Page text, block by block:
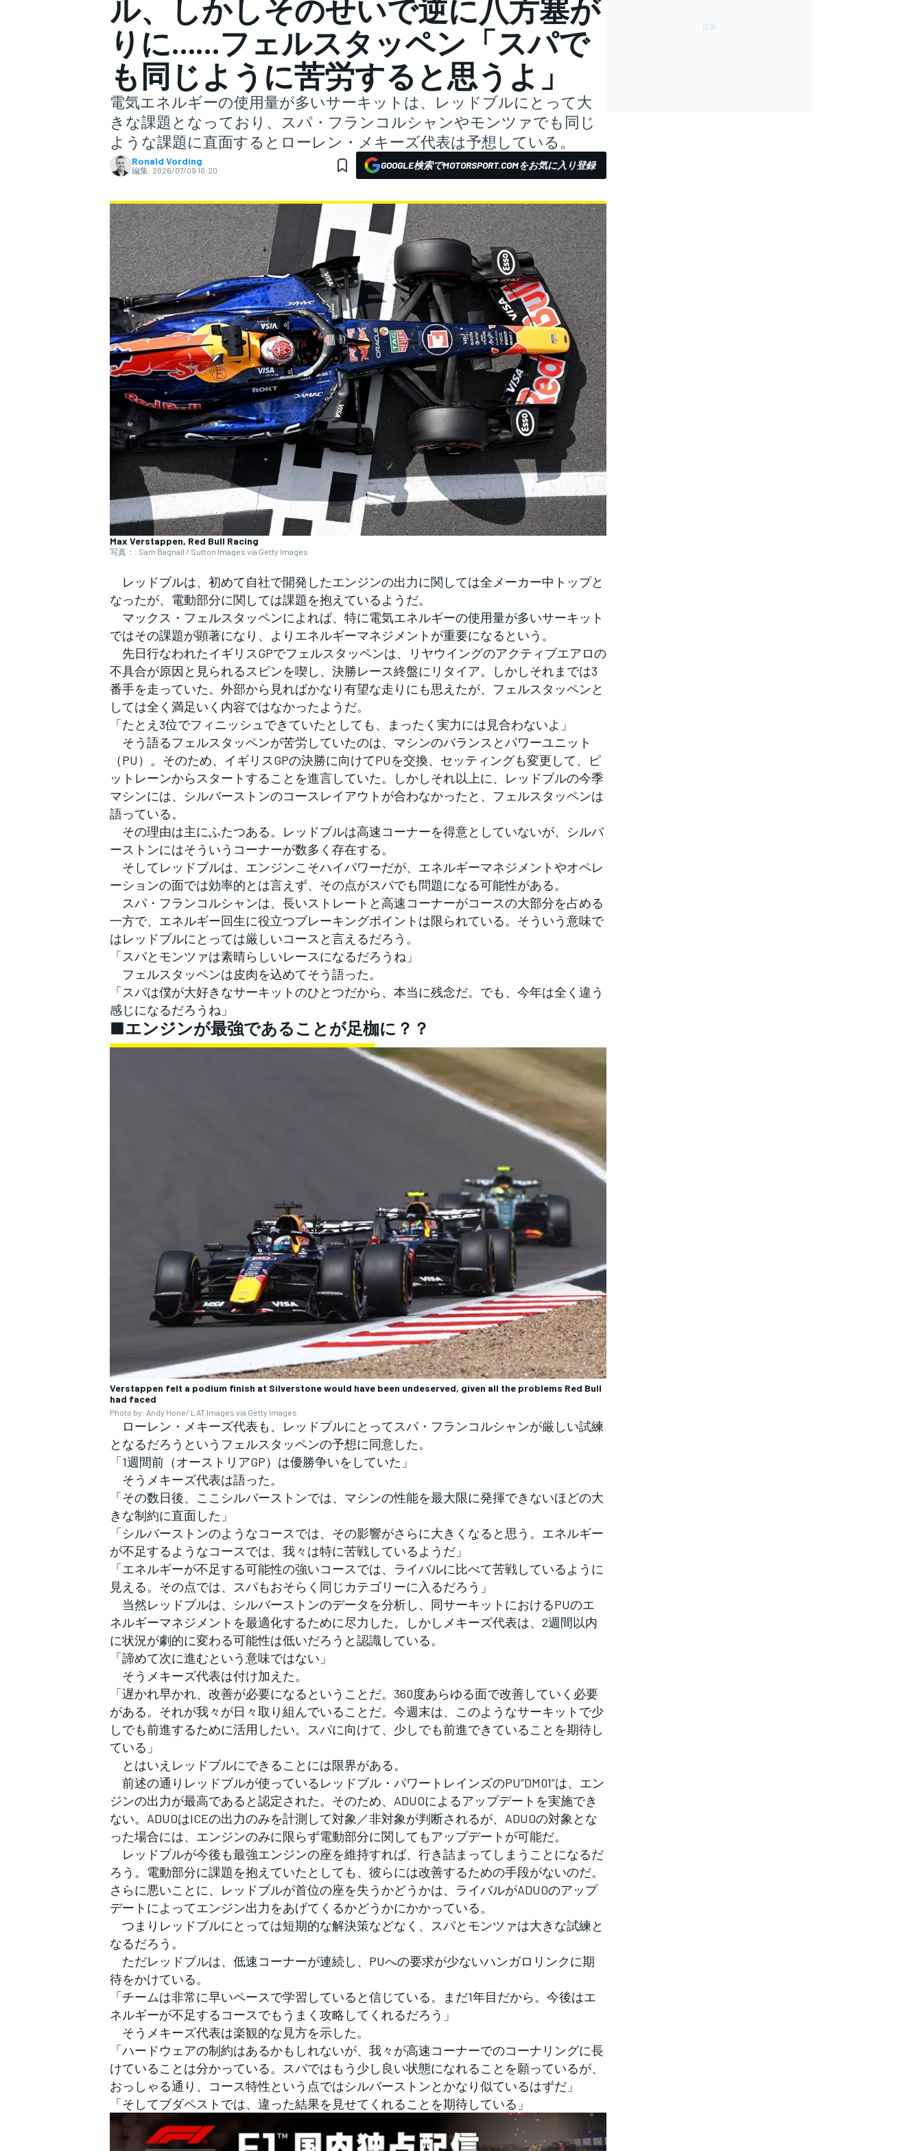
スーパーフォーミュラ
WEC
フォーミュラE
ル、しかしそのせいで逆に八方塞が
りに……フェルスタッペン「スパで
も同じように苦労すると思うよ」
電気エネルギーの使用量が多いサーキットは、レッドブルにとって大
きな課題となっており、スパ・フランコルシャンやモンツァでも同じ
ような課題に直面するとローレン・メキーズ代表は予想している。
Ronald Vording
編集: 2026/07/09 10:20 GOOGLE検索でMOTORSPORT.COMをお気に入り登録
Max Verstappen, Red Bull Racing
写真：: Sam Bagnall / Sutton Images via Getty Images
レッドブルは、初めて自社で開発したエンジンの出力に関しては全メーカー中トップと
なったが、電動部分に関しては課題を抱えているようだ。
マックス・フェルスタッペンによれば、特に電気エネルギーの使用量が多いサーキット
ではその課題が顕著になり、よりエネルギーマネジメントが重要になるという。
先日行なわれたイギリスGPでフェルスタッペンは、リヤウイングのアクティブエアロの
不具合が原因と見られるスピンを喫し、決勝レース終盤にリタイア。しかしそれまでは3
番手を走っていた。外部から見ればかなり有望な走りにも思えたが、フェルスタッペンと
しては全く満足いく内容ではなかったようだ。
「たとえ3位でフィニッシュできていたとしても、まったく実力には見合わないよ」
そう語るフェルスタッペンが苦労していたのは、マシンのバランスとパワーユニット
（PU）。そのため、イギリスGPの決勝に向けてPUを交換、セッティングも変更して、ピ
ットレーンからスタートすることを進言していた。しかしそれ以上に、レッドブルの今季
マシンには、シルバーストンのコースレイアウトが合わなかったと、フェルスタッペンは
語っている。
その理由は主にふたつある。レッドブルは高速コーナーを得意としていないが、シルバ
ーストンにはそういうコーナーが数多く存在する。
そしてレッドブルは、エンジンこそハイパワーだが、エネルギーマネジメントやオペレ
ーションの面では効率的とは言えず、その点がスパでも問題になる可能性がある。
スパ・フランコルシャンは、長いストレートと高速コーナーがコースの大部分を占める
一方で、エネルギー回生に役立つブレーキングポイントは限られている。そういう意味で
はレッドブルにとっては厳しいコースと言えるだろう。
「スパとモンツァは素晴らしいレースになるだろうね」
フェルスタッペンは皮肉を込めてそう語った。
「スパは僕が大好きなサーキットのひとつだから、本当に残念だ。でも、今年は全く違う
感じになるだろうね」
■エンジンが最強であることが足枷に？？
Verstappen felt a podium finish at Silverstone would have been undeserved, given all the problems Red Bull
had faced
Photo by: Andy Hone/ LAT Images via Getty Images
ローレン・メキーズ代表も、レッドブルにとってスパ・フランコルシャンが厳しい試練
となるだろうというフェルスタッペンの予想に同意した。
「1週間前（オーストリアGP）は優勝争いをしていた」
そうメキーズ代表は語った。
「その数日後、ここシルバーストンでは、マシンの性能を最大限に発揮できないほどの大
きな制約に直面した」
「シルバーストンのようなコースでは、その影響がさらに大きくなると思う。エネルギー
が不足するようなコースでは、我々は特に苦戦しているようだ」
「エネルギーが不足する可能性の強いコースでは、ライバルに比べて苦戦しているように
見える。その点では、スパもおそらく同じカテゴリーに入るだろう」
当然レッドブルは、シルバーストンのデータを分析し、同サーキットにおけるPUのエ
ネルギーマネジメントを最適化するために尽力した。しかしメキーズ代表は、2週間以内
に状況が劇的に変わる可能性は低いだろうと認識している。
「諦めて次に進むという意味ではない」
そうメキーズ代表は付け加えた。
「遅かれ早かれ、改善が必要になるということだ。360度あらゆる面で改善していく必要
がある。それが我々が日々取り組んでいることだ。今週末は、このようなサーキットで少
しでも前進するために活用したい。スパに向けて、少しでも前進できていることを期待し
ている」
とはいえレッドブルにできることには限界がある。
前述の通りレッドブルが使っているレッドブル・パワートレインズのPU”DM01”は、エン
ジンの出力が最高であると認定された。そのため、ADUOによるアップデートを実施でき
ない。ADUOはICEの出力のみを計測して対象／非対象が判断されるが、ADUOの対象とな
った場合には、エンジンのみに限らず電動部分に関してもアップデートが可能だ。
レッドブルが今後も最強エンジンの座を維持すれば、行き詰まってしまうことになるだ
ろう。電動部分に課題を抱えていたとしても、彼らには改善するための手段がないのだ。
さらに悪いことに、レッドブルが首位の座を失うかどうかは、ライバルがADUOのアップ
デートによってエンジン出力をあげてくるかどうかにかかっている。
つまりレッドブルにとっては短期的な解決策などなく、スパとモンツァは大きな試練と
なるだろう。
ただレッドブルは、低速コーナーが連続し、PUへの要求が少ないハンガロリンクに期
待をかけている。
「チームは非常に早いペースで学習していると信じている。まだ1年目だから。今後はエ
ネルギーが不足するコースでもうまく攻略してくれるだろう」
そうメキーズ代表は楽観的な見方を示した。
「ハードウェアの制約はあるかもしれないが、我々が高速コーナーでのコーナリングに長
けていることは分かっている。スパではもう少し良い状態になれることを願っているが、
おっしゃる通り、コース特性という点ではシルバーストンとかなり似ているはずだ」
「そしてブダペストでは、違った結果を見せてくれることを期待している」